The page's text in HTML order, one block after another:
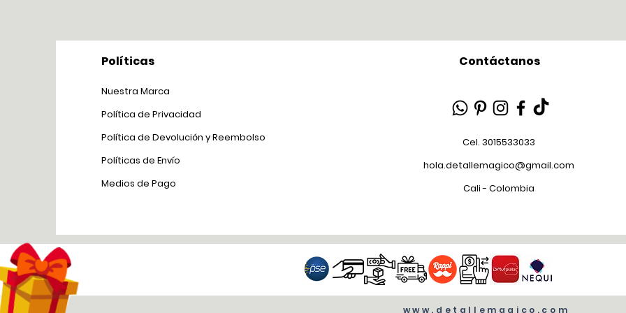
Políticas
Nuestra Marca
Política de Privacidad
Política de Devolución y Reembolso
Políticas de Envío
Medios de Pago
Contáctanos
Cel. 3015533033
hola.detallemagico@gmail.com
Cali - Colombia
www.detallemagico.com